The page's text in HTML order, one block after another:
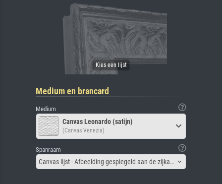
Medium en brancard
Medium
Canvas Leonardo (satijn)
(Canvas Venezia)
Spanraam
Canvas lijst - Afbeelding gespiegeld aan de zijkant